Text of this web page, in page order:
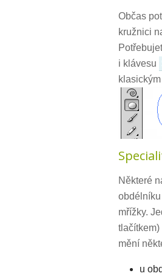
Občas
kružnici
i klávesu
Některé
mřížky.
tlačítkem)
mění
u